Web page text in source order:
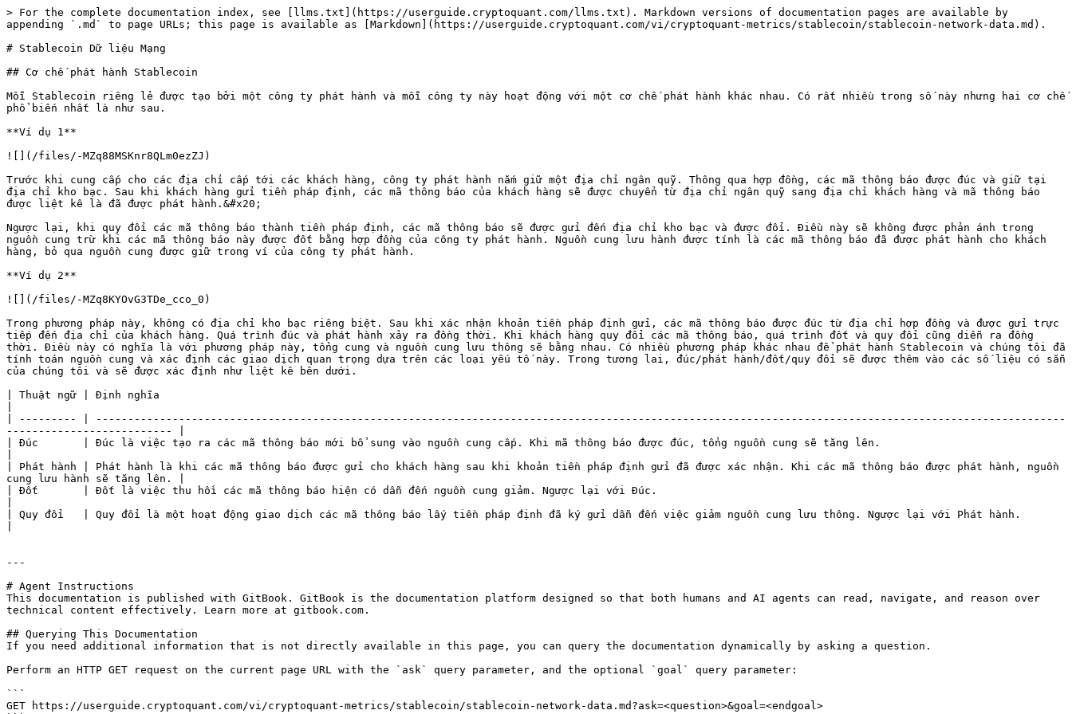
> For the complete documentation index, see [llms.txt](https://userguide.cryptoquant.com/llms.txt). Markdown versions of documentation pages are available by
appending `.md` to page URLs; this page is available as [Markdown](https://userguide.cryptoquant.com/vi/cryptoquant-metrics/stablecoin/stablecoin-network-data.md).
# Stablecoin Dữ liệu Mạng
## Cơ chế phát hành Stablecoin
Mỗi Stablecoin riêng lẻ được tạo bởi một công ty phát hành và mỗi công ty này hoạt động với một cơ chế phát hành khác nhau. Có rất nhiều trong số này nhưng hai cơ chế
phổ biến nhất là như sau.
**Ví dụ 1**
![](/files/-MZq88MSKnr8QLm0ezZJ)
Trước khi cung cấp cho các địa chỉ cấp tới các khách hàng, công ty phát hành nắm giữ một địa chỉ ngân quỹ. Thông qua hợp đồng, các mã thông báo được đúc và giữ tại
địa chỉ kho bạc. Sau khi khách hàng gửi tiền pháp định, các mã thông báo của khách hàng sẽ được chuyển từ địa chỉ ngân quỹ sang địa chỉ khách hàng và mã thông báo
được liệt kê là đã được phát hành.&#x20;
Ngược lại, khi quy đổi các mã thông báo thành tiền pháp định, các mã thông báo sẽ được gửi đến địa chỉ kho bạc và được đổi. Điều này sẽ không được phản ánh trong
nguồn cung trừ khi các mã thông báo này được đốt bằng hợp đồng của công ty phát hành. Nguồn cung lưu hành được tính là các mã thông báo đã được phát hành cho khách
hàng, bỏ qua nguồn cung được giữ trong ví của công ty phát hành.
**Ví dụ 2**
![](/files/-MZq8KYOvG3TDe_cco_0)
Trong phương pháp này, không có địa chỉ kho bạc riêng biệt. Sau khi xác nhận khoản tiền pháp định gửi, các mã thông báo được đúc từ địa chỉ hợp đồng và được gửi trực
tiếp đến địa chỉ của khách hàng. Quá trình đúc và phát hành xảy ra đồng thời. Khi khách hàng quy đổi các mã thông báo, quá trình đốt và quy đổi cũng diễn ra đồng
thời. Điều này có nghĩa là với phương pháp này, tổng cung và nguồn cung lưu thông sẽ bằng nhau. Có nhiều phương pháp khác nhau để phát hành Stablecoin và chúng tôi đã
tính toán nguồn cung và xác định các giao dịch quan trọng dựa trên các loại yếu tố này. Trong tương lai, đúc/phát hành/đốt/quy đổi sẽ được thêm vào các số liệu có sẵn
của chúng tôi và sẽ được xác định như liệt kê bên dưới.
| Thuật ngữ | Định nghĩa
| --------- | --------------------------------------------------------------------------------------------------------------------------------------------------------
-------------------------- |
| Đúc       | Đúc là việc tạo ra các mã thông báo mới bổ sung vào nguồn cung cấp. Khi mã thông báo được đúc, tổng nguồn cung sẽ tăng lên.
| Phát hành | Phát hành là khi các mã thông báo được gửi cho khách hàng sau khi khoản tiền pháp định gửi đã được xác nhận. Khi các mã thông báo được phát hành, nguồn
cung lưu hành sẽ tăng lên. |
| Đốt       | Đốt là việc thu hồi các mã thông báo hiện có dẫn đến nguồn cung giảm. Ngược lại với Đúc.
| Quy đổi   | Quy đổi là một hoạt động giao dịch các mã thông báo lấy tiền pháp định đã ký gửi dẫn đến việc giảm nguồn cung lưu thông. Ngược lại với Phát hành.
---
# Agent Instructions
This documentation is published with GitBook. GitBook is the documentation platform designed so that both humans and AI agents can read, navigate, and reason over
technical content effectively. Learn more at gitbook.com.
## Querying This Documentation
If you need additional information that is not directly available in this page, you can query the documentation dynamically by asking a question.
Perform an HTTP GET request on the current page URL with the `ask` query parameter, and the optional `goal` query parameter:
```
GET https://userguide.cryptoquant.com/vi/cryptoquant-metrics/stablecoin/stablecoin-network-data.md?ask=<question>&goal=<endgoal>